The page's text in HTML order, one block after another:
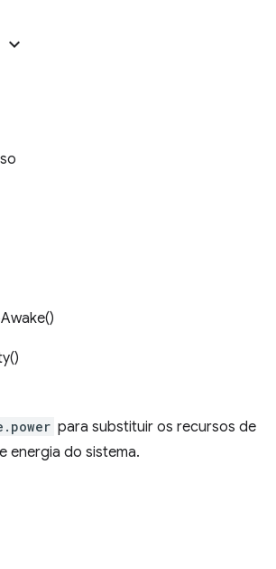
para substituir os recursos de
energia do sistema.